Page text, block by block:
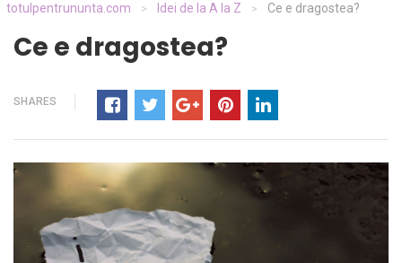
totulpentrununta.com > Idei de la A la Z > Ce e dragostea?
Ce e dragostea?
SHARES